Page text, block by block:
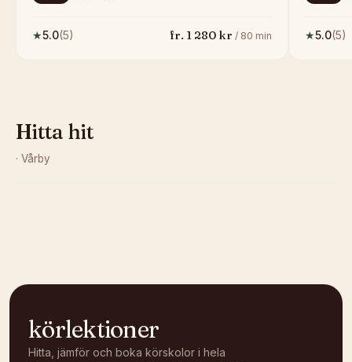
★5.0(5) fr. 1 280kr / 80 min ★5.0(5)
Hitta hit
· Vårby
körlektioner
Hitta, jämför och boka körskolor i hela